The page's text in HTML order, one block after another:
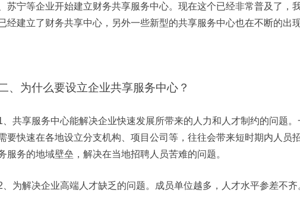
苏宁等企业开始建立财务共享服务中心。现在这个已经非常普及了，
经建立了财务共享中心，另外一些新型的共享服务中心也在不断的出现
、为什么要设立企业共享服务中心？
、共享服务中心能解决企业快速发展所带来的人力和人才制约的问题
要快速在各地设立分支机构、项目公司等，往往会带来短时期内人员
服务的地域壁垒，解决在当地招聘人员苦难的问题。
、为解决企业高端人才缺乏的问题。成员单位越多，人才水平参差不齐